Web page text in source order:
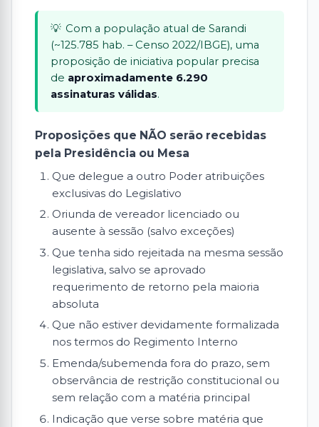
Com a população atual de Sarandi
(~125.785 hab. – Censo 2022/IBGE), uma
proposição de iniciativa popular precisa
de aproximadamente 6.290
assinaturas válidas.
Proposições que NÃO serão recebidas
pela Presidência ou Mesa
Que delegue a outro Poder atribuições
exclusivas do Legislativo
Oriunda de vereador licenciado ou
ausente à sessão (salvo exceções)
Que tenha sido rejeitada na mesma sessão
legislativa, salvo se aprovado
requerimento de retorno pela maioria
absoluta
Que não estiver devidamente formalizada
nos termos do Regimento Interno
Emenda/subemenda fora do prazo, sem
observância de restrição constitucional ou
sem relação com a matéria principal
Indicação que verse sobre matéria que